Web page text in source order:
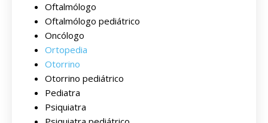
Oftalmólogo
Oftalmólogo pediátrico
Oncólogo
Ortopedia
Otorrino
Otorrino pediátrico
Pediatra
Psiquiatra